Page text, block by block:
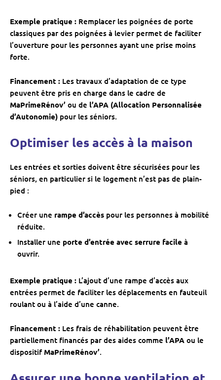
Exemple pratique : Remplacer les poignées de porte
classiques par des poignées à levier permet de faciliter
l’ouverture pour les personnes ayant une prise moins
forte.
Financement : Les travaux d’adaptation de ce type
peuvent être pris en charge dans le cadre de
MaPrimeRénov’ ou de l’APA (Allocation Personnalisée
d’Autonomie) pour les séniors.
Optimiser les accès à la maison
Les entrées et sorties doivent être sécurisées pour les
séniors, en particulier si le logement n’est pas de plain-
pied :
Créer une rampe d’accès pour les personnes à mobilité
réduite.
Installer une porte d’entrée avec serrure facile à
ouvrir.
Exemple pratique : L’ajout d’une rampe d’accès aux
entrées permet de faciliter les déplacements en fauteuil
roulant ou à l’aide d’une canne.
Financement : Les frais de réhabilitation peuvent être
partiellement financés par des aides comme l’APA ou le
dispositif MaPrimeRénov’.